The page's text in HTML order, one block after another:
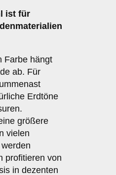
ist für
Farbe hängt
ab. Für
Erdtöne
größere
vielen
profitieren von
in dezenten